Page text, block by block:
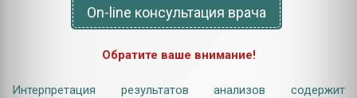
On-line консультация врача
Обратите ваше внимание!
Интерпретация результатов анализов содержит